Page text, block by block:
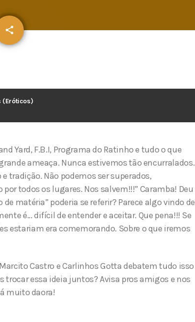
share
email
(Eróticos)
Yard, F.B.I, Programa do Ratinho e tudo o que
ameaça. Nunca estivemos tão encurralados.
tradição. Não podemos ser superados,
todos os lugares. Nos salvem!!!” Caramba! Deu
matéria” poderia se referir? Parece algo vindo de
é… difícil de entender e aceitar. Que pena!!! Se
estariam era comemorando. Sobre o que iremos
Castro e Carlinhos Gotta debatem tudo isso
essa ideia juntos? Avisa pros amigos e nos
muito daora!